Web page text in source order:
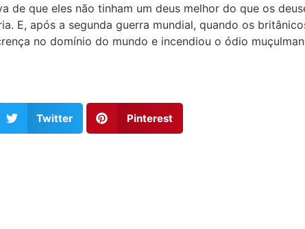
que eles não tinham um deus melhor do que os
E, após a segunda guerra mundial, quando os
no domínio do mundo e incendiou o ódio
Twitter Pinterest